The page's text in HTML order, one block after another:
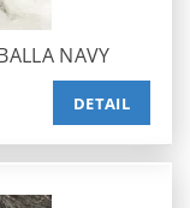
NAVY
DETAIL